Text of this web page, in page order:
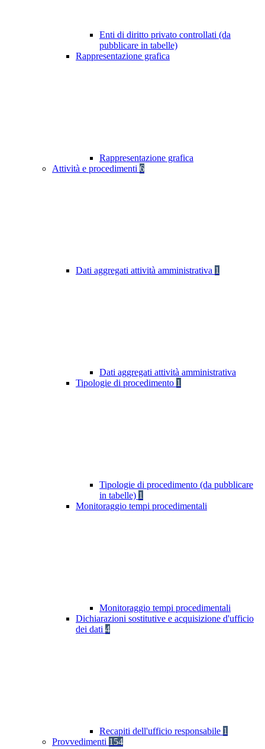
Enti di diritto privato controllati (da
pubblicare in tabelle)
Rappresentazione grafica
Rappresentazione grafica
Attività e procedimenti 6
Dati aggregati attività amministrativa 1
Dati aggregati attività amministrativa
Tipologie di procedimento 1
Tipologie di procedimento (da pubblicare
in tabelle) 1
Monitoraggio tempi procedimentali
Monitoraggio tempi procedimentali
Dichiarazioni sostitutive e acquisizione d'ufficio
dei dati 4
Recapiti dell'ufficio responsabile 1
Provvedimenti 154